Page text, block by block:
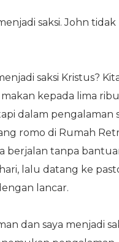
saksi. John
saksi Kristus?
kepada lima
dalam
romo di Rumah
berjalan tanpa
lalu datang ke
lancar.
dan saya menjadi